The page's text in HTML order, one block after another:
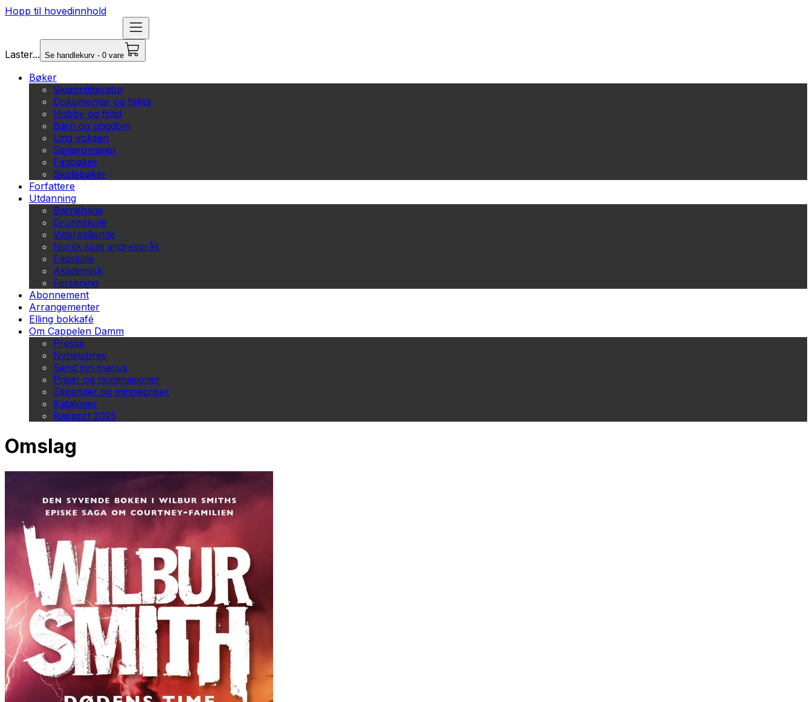
Hopp til hovedinnhold
Laster... Se handlekurv - 0 vare
Bøker
Skjønnlitteratur
Dokumentar og fakta
Hobby og fritid
Barn og ungdom
Ung voksen
Serieromaner
Fagbøker
Skolebøker
Forfattere
Utdanning
Barnehage
Grunnskole
Videregående
Norsk som andrespråk
Fagskole
Akademisk
Forskning
Abonnement
Arrangementer
Elling bokkafé
Om Cappelen Damm
Presse
Nyhetsbrev
Send inn manus
Priser og nominasjoner
Stipender og minnepriser
Kataloger
Rapport 2025
Omslag